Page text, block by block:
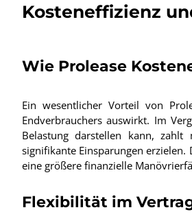
Kosteneffizienz
Wie Prolease
Ein wesentlicher Vorteil von
Endverbrauchers auswirkt. Im
Belastung darstellen kann,
signifikante Einsparungen
eine größere finanzielle
Flexibilität im